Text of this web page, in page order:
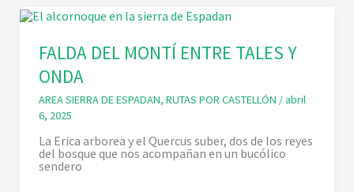
I
N
R
D
E
C
A
L
A
T
A
Ñ
A
FALDA DEL MONTÍ ENTRE TALES Y
ONDA
AREA SIERRA DE ESPADAN, RUTAS POR CASTELLÓN /abril
6, 2025
La Erica arborea y el Quercus suber, dos de los reyes
del bosque que nos acompañan en un bucólico
sendero